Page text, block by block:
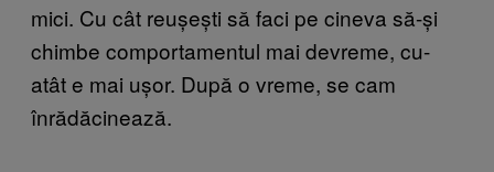
mici. Cu cât reușești să faci pe cineva să-și
chimbe comportamentul mai devreme, cu-
atât e mai ușor. După o vreme, se cam
înrădăcinează.